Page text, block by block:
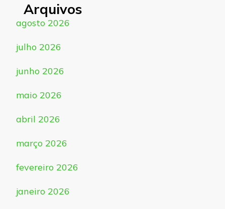
Arquivos
agosto 2026
julho 2026
junho 2026
maio 2026
abril 2026
março 2026
fevereiro 2026
janeiro 2026